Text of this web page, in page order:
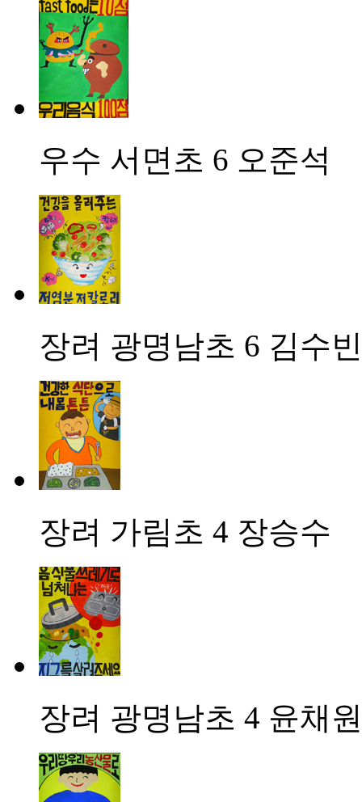
우수 서면초 6 오준석
장려 광명남초 6 김수빈
장려 가림초 4 장승수
장려 광명남초 4 윤채원